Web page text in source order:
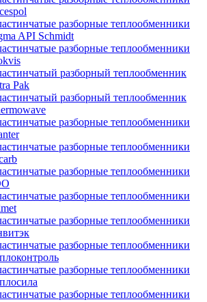
разборные теплообменники
API Schmidt
разборные теплообменники
разборный теплообменник
Pak
разборный теплообменник
разборные теплообменники
разборные теплообменники
разборные теплообменники
разборные теплообменники
разборные теплообменники
разборные теплообменники
разборные теплообменники
разборные теплообменники